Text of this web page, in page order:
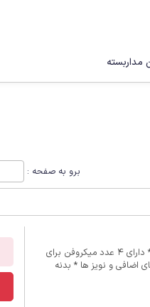
مداربسته
برو به صفحه :
* میکروفن مناسب برای سیستم دوربین مداربسته دارای رابط BNC * دارای 4 عدد میکروفن برای
اضافی و نویز ها * بدنه